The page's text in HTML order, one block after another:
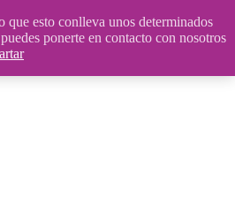
esto conlleva unos determinados
ponerte en contacto con nosotros